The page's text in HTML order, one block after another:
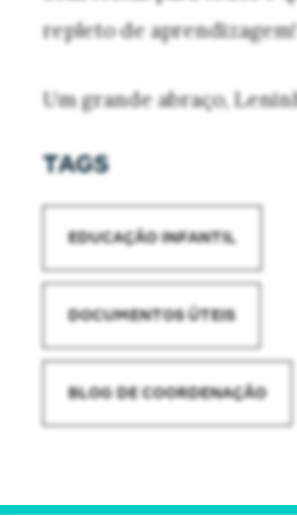
repleto de aprendizagem!
Um grande abraço,
TAGS
EDUCAÇÃO INFANTIL
DOCUMENTOS ÚTEIS
BLOG DE COORDENAÇÃO